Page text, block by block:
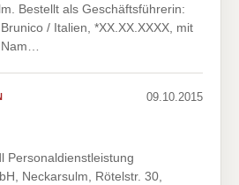
Bestellt als Geschäftsführerin:
/ Italien, *XX.XX.XXXX, mit
09.10.2015
Personaldienstleistung
Neckarsulm, Rötelstr. 30,